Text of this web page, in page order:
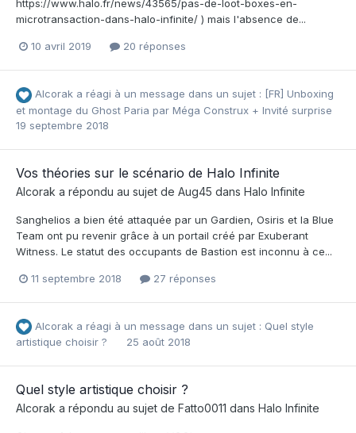
https://www.halo.fr/news/43565/pas-de-loot-boxes-en-
microtransaction-dans-halo-infinite/ ) mais l'absence de...
10 avril 2019 20 réponses
Alcorak a réagi à un message dans un sujet : [FR] Unboxing
et montage du Ghost Paria par Méga Construx + Invité surprise
19 septembre 2018
Vos théories sur le scénario de Halo Infinite
Alcorak a répondu au sujet de Aug45 dans Halo Infinite
Sanghelios a bien été attaquée par un Gardien, Osiris et la Blue
Team ont pu revenir grâce à un portail créé par Exuberant
Witness. Le statut des occupants de Bastion est inconnu à ce...
11 septembre 2018 27 réponses
Alcorak a réagi à un message dans un sujet : Quel style
artistique choisir ?
25 août 2018
Quel style artistique choisir ?
Alcorak a répondu au sujet de Fatto0011 dans Halo Infinite